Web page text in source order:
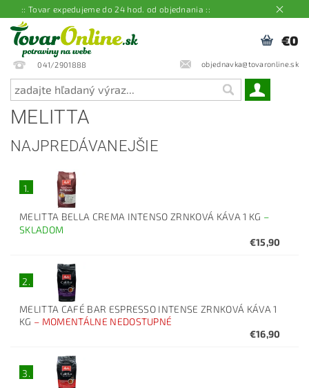
:: Tovar expedujeme do 24 hod. od objednania ::
041/2901888 objednavka@tovaronline.sk
€0
MELITTA
NAJPREDÁVANEJŠIE
1.
MELITTA BELLA CREMA INTENSO ZRNKOVÁ KÁVA 1 KG –
SKLADOM
€15,90
2.
MELITTA CAFÉ BAR ESPRESSO INTENSE ZRNKOVÁ KÁVA 1
KG – MOMENTÁLNE NEDOSTUPNÉ
€16,90
3.